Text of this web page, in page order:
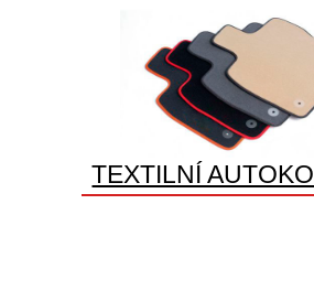
TEXTILNÍ